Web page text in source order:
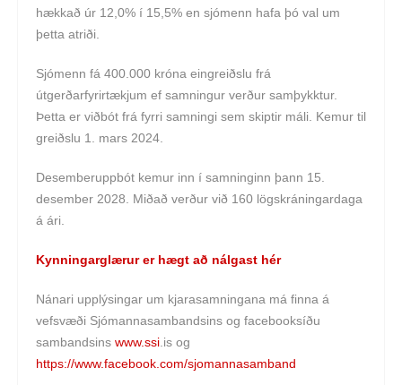
hækkað úr 12,0% í 15,5% en sjómenn hafa þó val um
þetta atriði.
Sjómenn fá 400.000 króna eingreiðslu frá
útgerðarfyrirtækjum ef samningur verður samþykktur.
Þetta er viðbót frá fyrri samningi sem skiptir máli. Kemur til
greiðslu 1. mars 2024.
Desemberuppbót kemur inn í samninginn þann 15.
desember 2028. Miðað verður við 160 lögskráningardaga
á ári.
Kynningarglærur er hægt að nálgast hér
Nánari upplýsingar um kjarasamningana má finna á
vefsvæði Sjómannasambandsins og facebooksíðu
sambandsins www.ssi .is og
https://www.facebook.com/sjomannasamband